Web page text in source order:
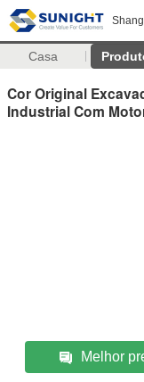
Casa
Cor Original
Industrial Com
Melhor